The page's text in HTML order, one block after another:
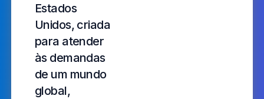
Estados
Unidos, criada
para atender
às demandas
de um mundo
global,